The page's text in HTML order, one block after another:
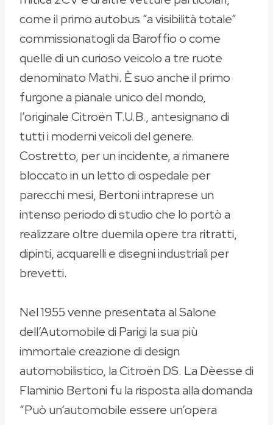
come il primo autobus “a visibilità totale”
commissionatogli da Baroffio o come
quelle di un curioso veicolo a tre ruote
denominato Mathi. È suo anche il primo
furgone a pianale unico del mondo,
l’originale Citroën T.U.B., antesignano di
tutti i moderni veicoli del genere.
Costretto, per un incidente, a rimanere
bloccato in un letto di ospedale per
parecchi mesi, Bertoni intraprese un
intenso periodo di studio che lo portò a
realizzare oltre duemila opere tra ritratti,
dipinti, acquarelli e disegni industriali per
brevetti.
Nel 1955 venne presentata al Salone
dell’Automobile di Parigi la sua più
immortale creazione di design
automobilistico, la Citroën DS. La Dèesse di
Flaminio Bertoni fu la risposta alla domanda
“Può un’automobile essere un’opera